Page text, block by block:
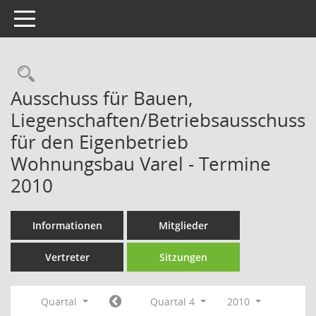
Toggle navigation
Rechercheauswahl
Ausschuss für Bauen,
Liegenschaften/Betriebsausschuss
für den Eigenbetrieb
Wohnungsbau Varel - Termine
2010
Informationen Mitglieder
Vertreter Sitzungen
Quartal Quartal 4
2010